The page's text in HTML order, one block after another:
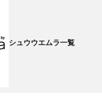
シュウウエムラ一覧